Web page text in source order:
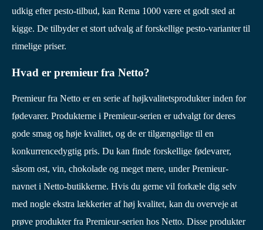
udkig efter pesto-tilbud, kan Rema 1000 være et godt sted at
kigge. De tilbyder et stort udvalg af forskellige pesto-varianter til
rimelige priser.
Hvad er premieur fra Netto?
Premieur fra Netto er en serie af højkvalitetsprodukter inden for
fødevarer. Produkterne i Premieur-serien er udvalgt for deres
gode smag og høje kvalitet, og de er tilgængelige til en
konkurrencedygtig pris. Du kan finde forskellige fødevarer,
såsom ost, vin, chokolade og meget mere, under Premieur-
navnet i Netto-butikkerne. Hvis du gerne vil forkæle dig selv
med nogle ekstra lækkerier af høj kvalitet, kan du overveje at
prøve produkter fra Premieur-serien hos Netto. Disse produkter